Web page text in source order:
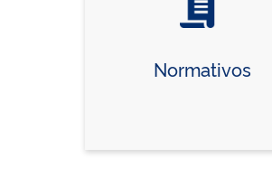
Normativos